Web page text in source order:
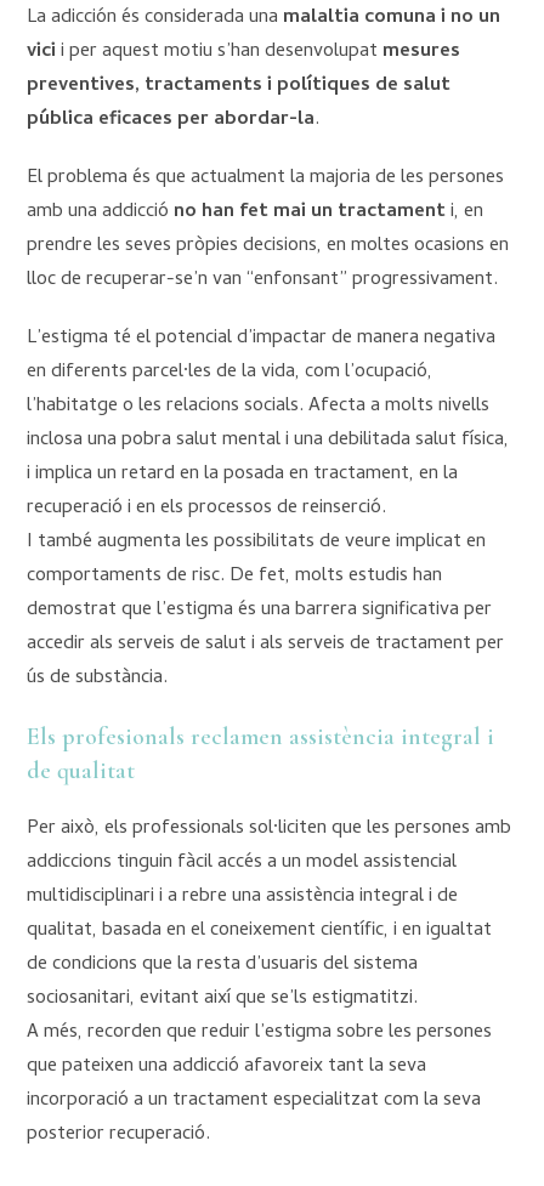
La adicción és considerada una malaltia comuna i no un
vicii per aquest motiu s’han desenvolupat mesures
preventives, tractaments i polítiques de salut
pública eficaces per abordar-la.
El problema és que actualment la majoria de les persones
amb una addicció no han fet mai un tractamenti, en
prendre les seves pròpies decisions, en moltes ocasions en
lloc de recuperar-se’n van “enfonsant” progressivament.
L’estigma té el potencial d’impactar de manera negativa
en diferents parcel·les de la vida, com l’ocupació,
l’habitatge o les relacions socials. Afecta a molts nivells
inclosa una pobra salut mental i una debilitada salut física,
i implica un retard en la posada en tractament, en la
recuperació i en els processos de reinserció.
I també augmenta les possibilitats de veure implicat en
comportaments de risc. De fet, molts estudis han
demostrat que l’estigma és una barrera significativa per
accedir als serveis de salut i als serveis de tractament per
ús de substància.
Els profesionals reclamen assistència integral i
de qualitat
Per això, els professionals sol·liciten que les persones amb
addiccions tinguin fàcil accés a un model assistencial
multidisciplinari i a rebre una assistència integral i de
qualitat, basada en el coneixement científic, i en igualtat
de condicions que la resta d’usuaris del sistema
sociosanitari, evitant així que se’ls estigmatitzi.
A més, recorden que reduir l’estigma sobre les persones
que pateixen una addicció afavoreix tant la seva
incorporació a un tractament especialitzat com la seva
posterior recuperació.